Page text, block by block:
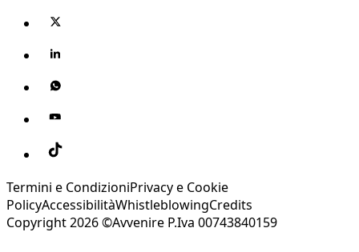
Termini e CondizioniPrivacy e Cookie
PolicyAccessibilitàWhistleblowingCredits
Copyright 2026 ©Avvenire P.Iva 00743840159